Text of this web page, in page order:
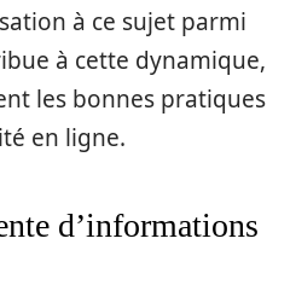
à ce sujet parmi
à cette dynamique,
les bonnes pratiques
en ligne.
d’informations